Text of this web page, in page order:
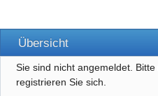
Übersicht
Sie sind nicht angemeldet.
registrieren Sie sich.